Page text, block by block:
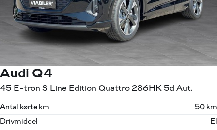
Audi Q4
45 E-tron S Line Edition Quattro 286HK 5d Aut.
Antal kørte km
50 km
Drivmiddel
El